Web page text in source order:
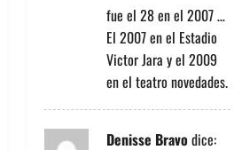
fue el 28 en el 2007 …
El 2007 en el Estadio
Victor Jara y el 2009
en el teatro novedades.
Denisse Bravodice: